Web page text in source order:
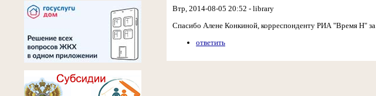
Втр, 2014-08-05 20:52 - library
Спасибо Алене Конкиной, корреспонденту РИА "Время Н" за
ответить